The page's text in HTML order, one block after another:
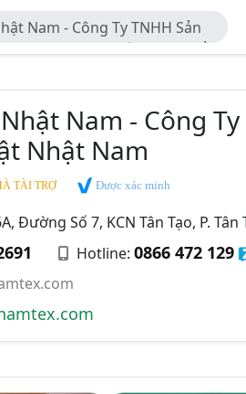
Nam - Công Ty TNHH Sản
Mại - Dịch Vụ Xuất Nhập Khẩu
Nam - Công
Nhật Nam
TÀI TRỢ Được xác minh
Đường Số 7, KCN Tân Tạo, P. Tân
Hotline: 0866 472 129